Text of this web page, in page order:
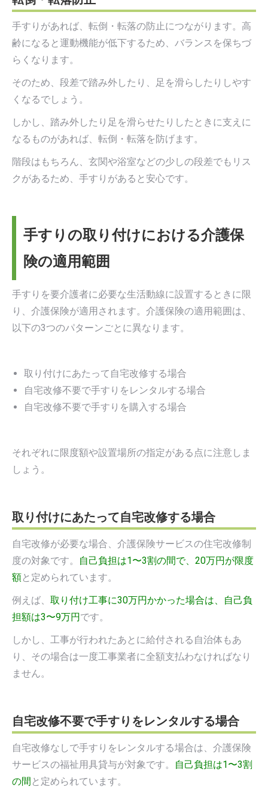
手すりがあれば、転倒・転落の防止につながります。高
齢になると運動機能が低下するため、バランスを保ちづ
らくなります。
そのため、段差で踏み外したり、足を滑らしたりしやす
くなるでしょう。
しかし、踏み外したり足を滑らせたりしたときに支えに
なるものがあれば、転倒・転落を防げます。
階段はもちろん、玄関や浴室などの少しの段差でもリス
クがあるため、手すりがあると安心です。
手すりの取り付けにおける介護保
険の適用範囲
手すりを要介護者に必要な生活動線に設置するときに限
り、介護保険が適用されます。介護保険の適用範囲は、
以下の3つのパターンごとに異なります。
取り付けにあたって自宅改修する場合
自宅改修不要で手すりをレンタルする場合
自宅改修不要で手すりを購入する場合
それぞれに限度額や設置場所の指定がある点に注意しま
しょう。
取り付けにあたって自宅改修する場合
自宅改修が必要な場合、介護保険サービスの住宅改修制
度の対象です。
自己負担は1〜3割の間で、20万円が限度
額と定められています。
例えば、 取り付け工事に30万円かかった場合は、自己負
担額は3〜9万円 です。
しかし、工事が行われたあとに給付される自治体もあ
り、その場合は一度工事業者に全額支払わなければなり
ません。
自宅改修不要で手すりをレンタルする場合
自宅改修なしで手すりをレンタルする場合は、介護保険
サービスの福祉用具貸与が対象です。
自己負担は1〜3割
の間 と定められています。